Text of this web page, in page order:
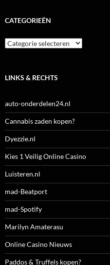
CATEGORIEËN
Categorieën
LINKS & RECHTS
auto-onderdelen24.nl
Cannabis zaden kopen?
Dyezzie.nl
Kies 1 Veilig Online Casino
Luisteren.nl
mad-Beatport
mad-Spotify
Marilyn Amaterasu
Online Casino Nieuws
Paddos & Truffels kopen?